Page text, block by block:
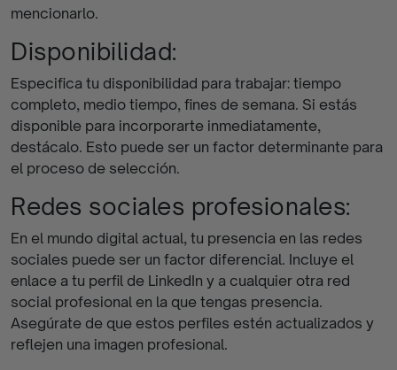
mencionarlo.
Disponibilidad:
Especifica tu disponibilidad para trabajar: tiempo
completo, medio tiempo, fines de semana. Si estás
disponible para incorporarte inmediatamente,
destácalo. Esto puede ser un factor determinante para
el proceso de selección.
Redes sociales profesionales:
En el mundo digital actual, tu presencia en las redes
sociales puede ser un factor diferencial. Incluye el
enlace a tu perfil de LinkedIn y a cualquier otra red
social profesional en la que tengas presencia.
Asegúrate de que estos perfiles estén actualizados y
reflejen una imagen profesional.